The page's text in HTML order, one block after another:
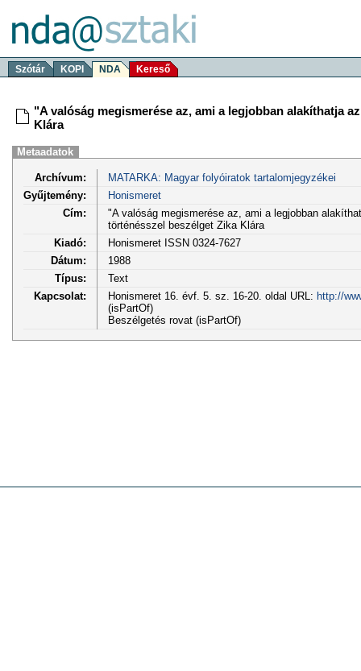
Szótár KOPI NDA Kereső
"A valóság megismerése az, ami a legjobban alakíthatja
Klára
Metaadatok
Archívum:
MATARKA: Magyar folyóiratok tartalomjegyzékei
Gyűjtemény:
Honismeret
Cím:
"A valóság megismerése az, ami a legjobban
történésszel beszélget Zika Klára
Kiadó:
Honismeret ISSN 0324-7627
Dátum:
1988
Típus:
Text
Kapcsolat:
Honismeret 16. évf. 5. sz. 16-20. oldal URL: http://
(isPartOf)
Beszélgetés rovat (isPartOf)